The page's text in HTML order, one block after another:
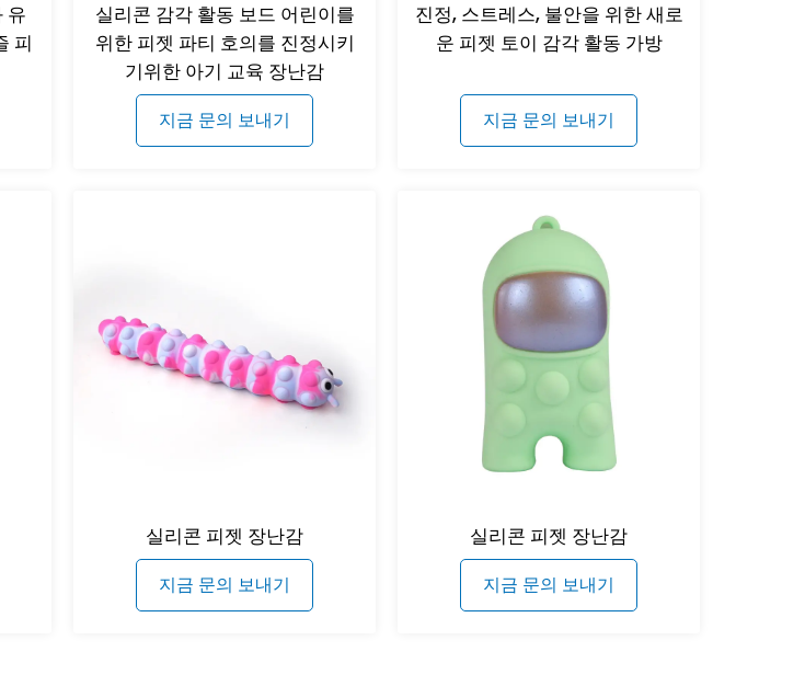
유
피
실리콘 감각 활동 보드 어린이를
위한 피젯 파티 호의를 진정시키
기위한 아기 교육 장난감
지금 문의 보내기
진정, 스트레스, 불안을 위한 새로
운 피젯 토이 감각 활동 가방
지금 문의 보내기
실리콘 피젯 장난감
지금 문의 보내기
실리콘 피젯 장난감
지금 문의 보내기